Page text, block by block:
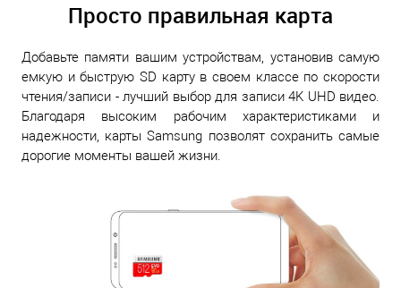
Просто правильная карта
Добавьте памяти вашим устройствам, установив самую
емкую и быструю SD карту в своем классе по скорости
чтения/записи - лучший выбор для записи 4K UHD видео.
Благодаря высоким рабочим характеристиками и
надежности, карты Samsung позволят сохранить самые
дорогие моменты вашей жизни.